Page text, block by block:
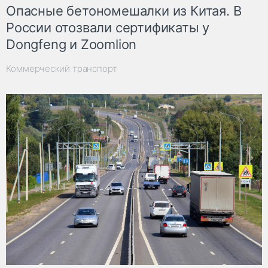
Опасные бетономешалки из Китая. В
России отозвали сертификаты у
Dongfeng и Zoomlion
Коммерческий транспорт